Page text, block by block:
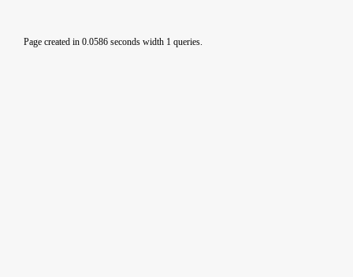
Page created in 0.0586 seconds width 1 queries.